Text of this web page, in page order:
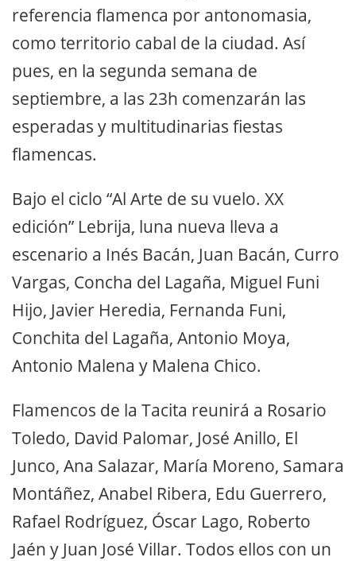
referencia flamenca por antonomasia,
como territorio cabal de la ciudad. Así
pues, en la segunda semana de
septiembre, a las 23h comenzarán las
esperadas y multitudinarias fiestas
flamencas.
Bajo el ciclo “Al Arte de su vuelo. XX
edición” Lebrija, luna nueva lleva a
escenario a Inés Bacán, Juan Bacán, Curro
Vargas, Concha del Lagaña, Miguel Funi
Hijo, Javier Heredia, Fernanda Funi,
Conchita del Lagaña, Antonio Moya,
Antonio Malena y Malena Chico.
Flamencos de la Tacita reunirá a Rosario
Toledo, David Palomar, José Anillo, El
Junco, Ana Salazar, María Moreno, Samara
Montáñez, Anabel Ribera, Edu Guerrero,
Rafael Rodríguez, Óscar Lago, Roberto
Jaén y Juan José Villar. Todos ellos con un